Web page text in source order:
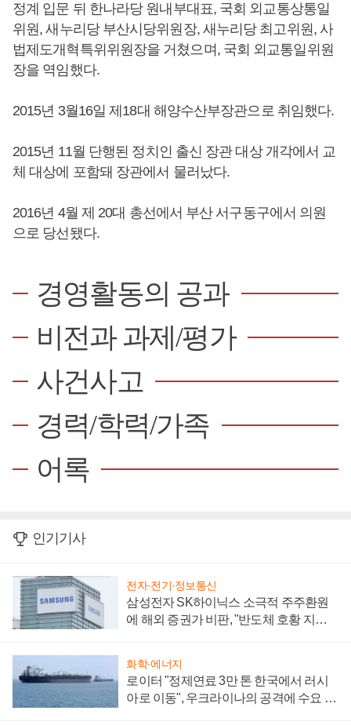
정계 입문 뒤 한나라당 원내부대표, 국회 외교통상통일
위원, 새누리당 부산시당위원장, 새누리당 최고위원, 사
법제도개혁특위위원장을 거쳤으며, 국회 외교통일위원
장을 역임했다.
2015년 3월16일 제18대 해양수산부장관으로 취임했다.
2015년 11월 단행된 정치인 출신 장관 대상 개각에서 교
체 대상에 포함돼 장관에서 물러났다.
2016년 4월 제 20대 총선에서 부산 서구동구에서 의원
으로 당선됐다.
경영활동의 공과
비전과 과제/평가
사건사고
경력/학력/가족
어록
인기기사
전자·전기·정보통신
삼성전자 SK하이닉스 소극적 주주환원
에 해외 증권가 비판, "반도체 호황 지속
화학·에너지
로이터 "정제연료 3만 톤 한국에서 러시
아로 이동", 우크라이나의 공격에 수요 늘